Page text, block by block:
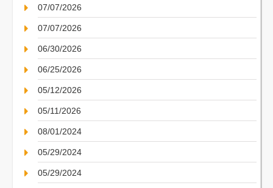
07/07/2026
07/07/2026
06/30/2026
06/25/2026
05/12/2026
05/11/2026
08/01/2024
05/29/2024
05/29/2024